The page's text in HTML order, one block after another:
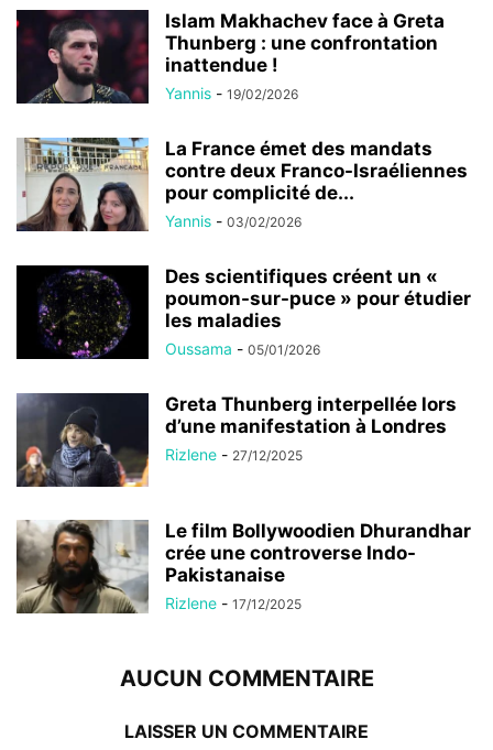
Islam Makhachev face à Greta
Thunberg : une confrontation
inattendue !
Yannis - 19/02/2026
La France émet des mandats
contre deux Franco-Israéliennes
pour complicité de...
Yannis - 03/02/2026
Des scientifiques créent un «
poumon-sur-puce » pour étudier
les maladies
Oussama - 05/01/2026
Greta Thunberg interpellée lors
d’une manifestation à Londres
Rizlene - 27/12/2025
Le film Bollywoodien Dhurandhar
crée une controverse Indo-
Pakistanaise
Rizlene - 17/12/2025
AUCUN COMMENTAIRE
LAISSER UN COMMENTAIRE